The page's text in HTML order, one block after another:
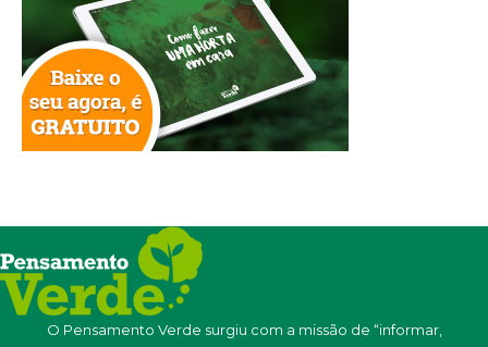
O Pensamento Verde surgiu com a missão de “informar,